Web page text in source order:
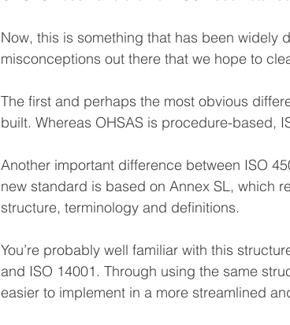
Now, this is something that has been widely
misconceptions out there that we hope to
The first and perhaps the most obvious
built. Whereas OHSAS is procedure-based,
Another important difference between ISO
new standard is based on Annex SL, which
structure, terminology and definitions.
You’re probably well familiar with this
and ISO 14001. Through using the same
easier to implement in a more streamlined